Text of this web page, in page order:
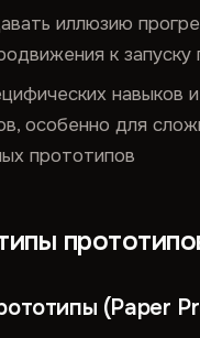
иллюзию
к запуску
навыков и
особенно для
прототипов
(Paper